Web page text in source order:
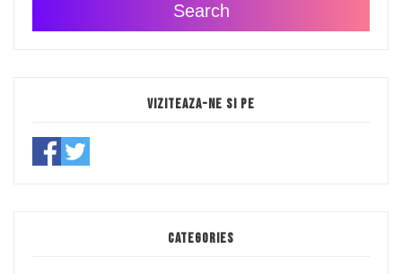
Search
Viziteaza-ne si pe
Categories